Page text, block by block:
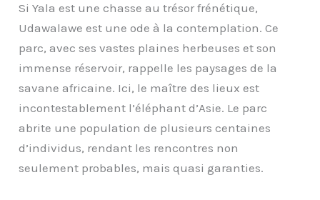
Si Yala est une chasse au trésor frénétique,
Udawalawe est une ode à la contemplation. Ce
parc, avec ses vastes plaines herbeuses et son
immense réservoir, rappelle les paysages de la
savane africaine. Ici, le maître des lieux est
incontestablement l’éléphant d’Asie. Le parc
abrite une population de plusieurs centaines
d’individus, rendant les rencontres non
seulement probables, mais quasi garanties.